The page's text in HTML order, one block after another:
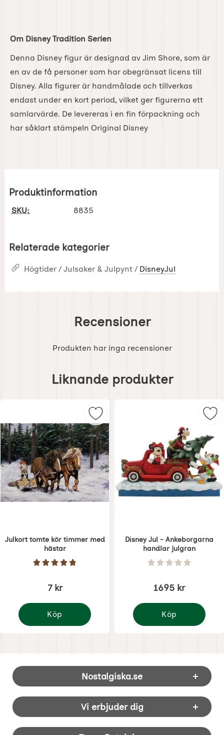
Om Disney Tradition Serien
Denna Disney figur är designad av Jim Shore, som är
en av de få personer som har obegränsat licens till
Disney. Alla figurer är handmålade och tillverkas
endast under en kort period, vilket ger figurerna ett
samlarvärde. De levereras i en fin förpackning och
har såklart stämpeln Original Disney
Produktinformation
SKU: 8835
Relaterade kategorier
Högtider / Julsaker & Julpynt / DisneyJul
Recensioner
Produkten har inga recensioner
Liknande produkter
Julkort tomte kör timmer med
hästar
Art. nr 7336 Betyg: 4.9 Stjärnor av 5
7 kr
Köp
Julkort tomte kör timmer med hästar
Markera julkort tomte kör timmer
Disney Jul - Ankeborgarna
handlar julgran
Art. nr 7410 Betyg: 0 Stjärnor
1695 kr
Köp
Disney Jul -
Sidfot Blandad info och länkar
Nostalgiska.se
Vi erbjuder dig